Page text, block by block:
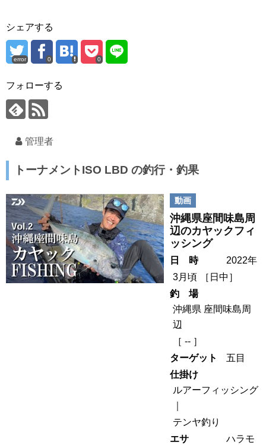
シェアする
error 0 0
フォローする
管理者
トーナメントISO LBD の釣行・釣果
動画
沖縄県座間味島周
辺のカヤックフィ
ッシング
日 時
2022年
3月頃
［ 日中 ］
釣 場
沖縄県 座間味島周
辺
［ -- ］
ターゲット
五目
仕掛け
ルアーフィッシング
テンヤ釣り
エサ
ハラモ